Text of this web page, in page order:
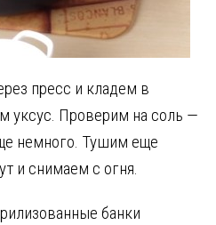
пресс и кладем в
уксус. Проверим на соль —
немного. Тушим еще
и снимаем с огня.
банки